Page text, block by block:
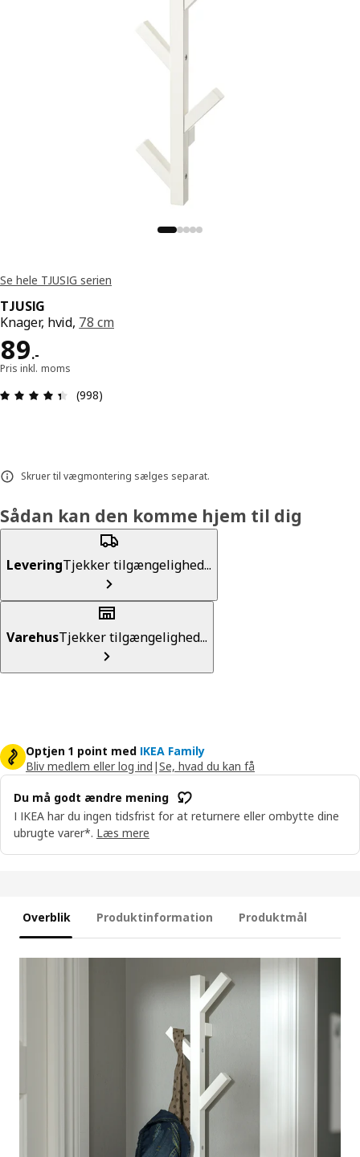
Se hele TJUSIG serien
TJUSIG
Knager, hvid, 78 cm
89.-
Pris 89.-
Pris inkl. moms
Anmeldelse: 4.4 Ud af 5 Stjerner. Anmeldelser i
(998)
Skruer til vægmontering sælges separat.
Sådan kan den komme hjem til dig
LeveringTjekker tilgængelighed...
VarehusTjekker tilgængelighed...
Optjen 1 point med IKEA Family
Bliv medlem eller log ind |Se, hvad du kan få
Du må godt ændre mening
I IKEA har du ingen tidsfrist for at returnere eller ombytte dine
ubrugte varer*. Læs mere
Overblik Produktinformation Produktmål